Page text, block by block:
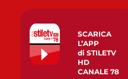
SCARICA
L’APP
di STILETV
HD
CANALE 78